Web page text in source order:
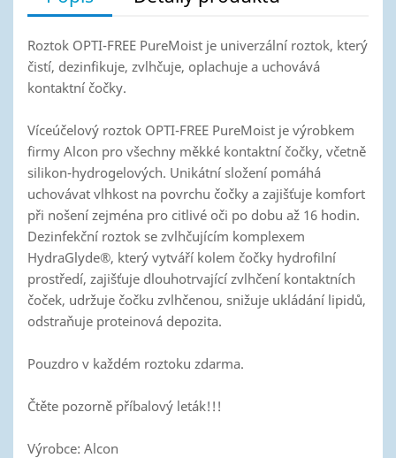
Roztok OPTI-FREE PureMoist je univerzální roztok, který
čistí, dezinfikuje, zvlhčuje, oplachuje a uchovává
kontaktní čočky.
Víceúčelový roztok OPTI-FREE PureMoist je výrobkem
firmy Alcon pro všechny měkké kontaktní čočky, včetně
silikon-hydrogelových. Unikátní složení pomáhá
uchovávat vlhkost na povrchu čočky a zajišťuje komfort
při nošení zejména pro citlivé oči po dobu až 16 hodin.
Dezinfekční roztok se zvlhčujícím komplexem
HydraGlyde®, který vytváří kolem čočky hydrofilní
prostředí, zajišťuje dlouhotrvající zvlhčení kontaktních
čoček, udržuje čočku zvlhčenou, snižuje ukládání lipidů,
odstraňuje proteinová depozita.
Pouzdro v každém roztoku zdarma.
Čtěte pozorně příbalový leták!!!
Výrobce: Alcon